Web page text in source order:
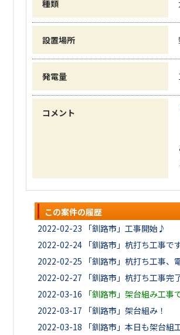
種類
設置場所
発電量
コメント
この案件の履歴
2022-02-23
「釧路市」工事開始♪
2022-02-24 「釧路市」杭打ち工事で
2022-02-25
「釧路市」杭打ち工事、
2022-02-27
「釧路市」杭打ち工事完
2022-03-16
「釧路市」架台組み工事
2022-03-17
「釧路市」架台組み！
2022-03-18
「釧路市」本日も架台組